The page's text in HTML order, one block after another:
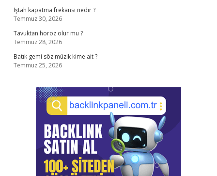
İştah kapatma frekansı nedir ?
Temmuz 30, 2026
Tavuktan horoz olur mu ?
Temmuz 28, 2026
Batık gemi söz müzik kime ait ?
Temmuz 25, 2026